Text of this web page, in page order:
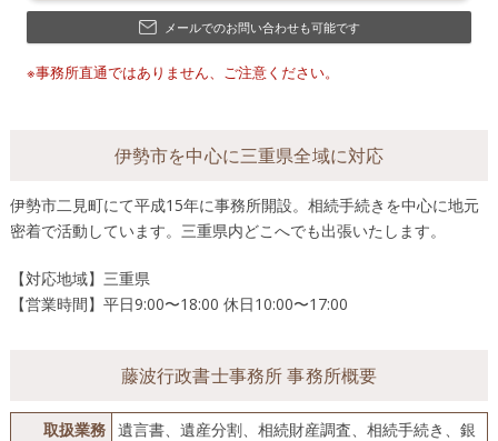
メールでのお問い合わせも可能です
※事務所直通ではありません、ご注意ください。
伊勢市を中心に三重県全域に対応
伊勢市二見町にて平成15年に事務所開設。相続手続きを中心に地元
密着で活動しています。三重県内どこへでも出張いたします。
【対応地域】三重県
【営業時間】平日9:00〜18:00 休日10:00〜17:00
藤波行政書士事務所 事務所概要
取扱業務 遺言書、遺産分割、相続財産調査、相続手続き、銀